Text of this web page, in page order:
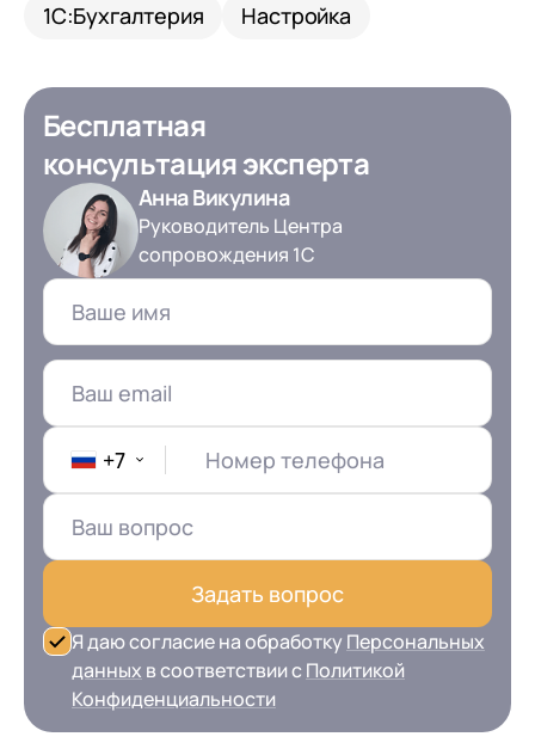
1С:Бухгалтерия
Настройка
Бесплатная
консультация эксперта
Анна Викулина
Руководитель Центра
сопровождения 1С
+7 Номер телефона
Задать вопрос
Я даю согласие на обработку Персональных
данных в соответствии сПолитикой
Конфиденциальности